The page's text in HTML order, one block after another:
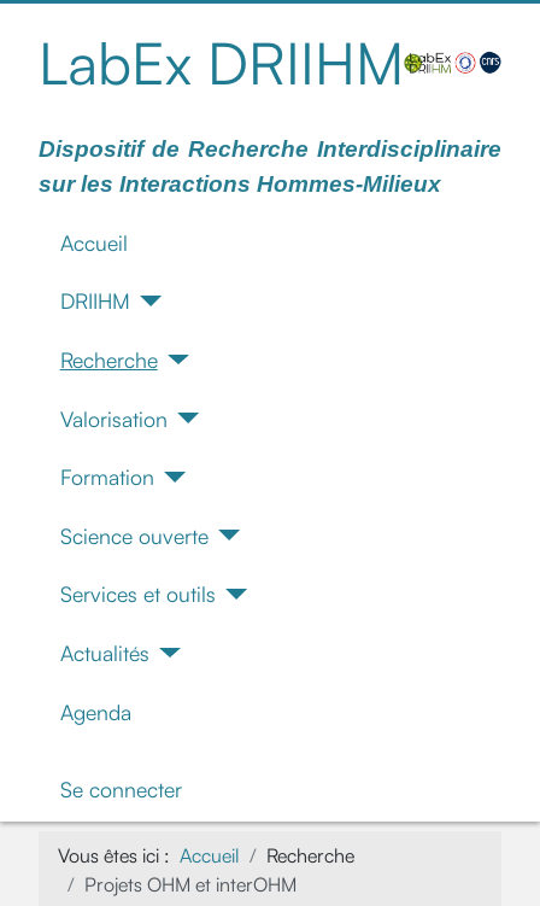
LabEx DRIIHM
Dispositif de Recherche Interdisciplinaire
sur les Interactions Hommes-Milieux
Accueil
DRIIHM
Recherche
Valorisation
Formation
Science ouverte
Services et outils
Actualités
Agenda
Se connecter
Vous êtes ici : Accueil
Recherche
Projets OHM et interOHM